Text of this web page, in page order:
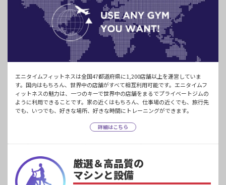
エニタイムフィットネスは全国47都道府県に1,200店舗以上を運営していま
す。国内はもちろん、世界中の店舗がすべて相互利用可能です。エニタイムフ
ィットネスの魅力は、一つのキーで世界中の店舗をまるでプライベートジムの
ように利用できることです。家の近くはもちろん、仕事場の近くでも、旅行先
でも、いつでも、好きな場所、好きな時間にトレーニングができます。
詳細はこちら
厳選＆高品質の
マシンと設備